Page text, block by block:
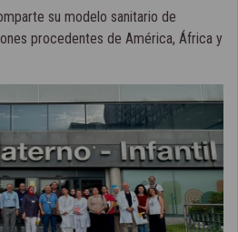
su modelo sanitario de
procedentes de América, África y